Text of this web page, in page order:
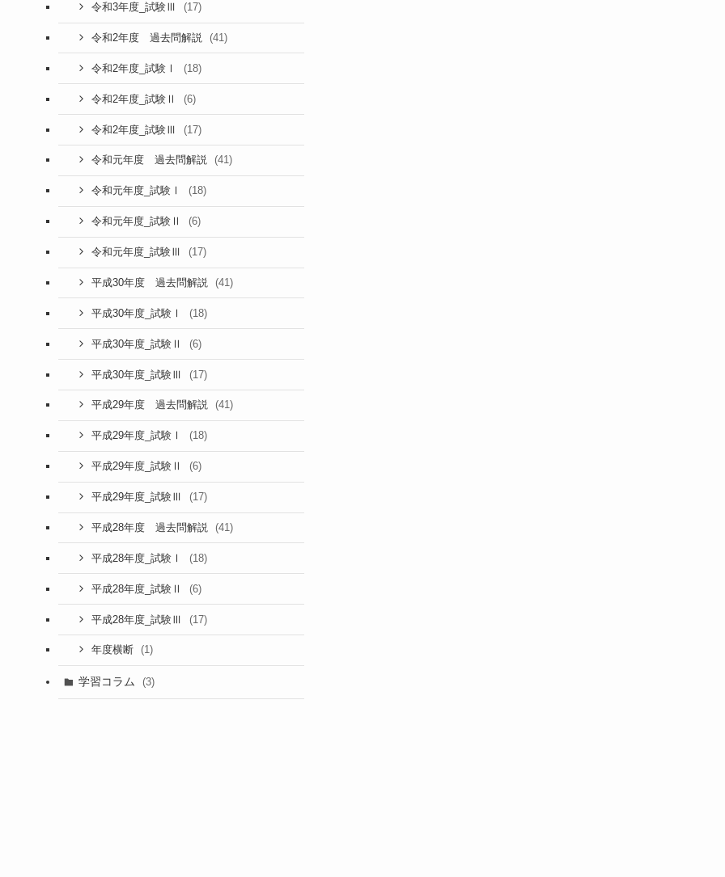
令和3年度_試験Ⅲ (17)
令和2年度 過去問解説 (41)
令和2年度_試験Ⅰ (18)
令和2年度_試験Ⅱ (6)
令和2年度_試験Ⅲ (17)
令和元年度 過去問解説 (41)
令和元年度_試験Ⅰ (18)
令和元年度_試験Ⅱ (6)
令和元年度_試験Ⅲ (17)
平成30年度 過去問解説 (41)
平成30年度_試験Ⅰ (18)
平成30年度_試験Ⅱ (6)
平成30年度_試験Ⅲ (17)
平成29年度 過去問解説 (41)
平成29年度_試験Ⅰ (18)
平成29年度_試験Ⅱ (6)
平成29年度_試験Ⅲ (17)
平成28年度 過去問解説 (41)
平成28年度_試験Ⅰ (18)
平成28年度_試験Ⅱ (6)
平成28年度_試験Ⅲ (17)
年度横断 (1)
学習コラム (3)